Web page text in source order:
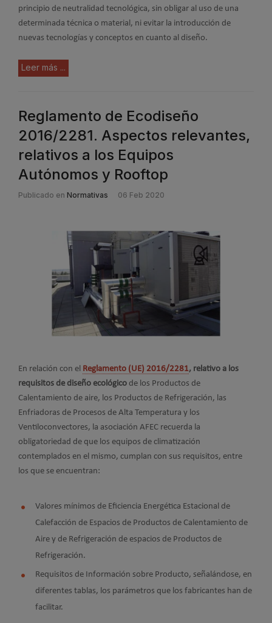
principio de neutralidad tecnológica, sin obligar al uso de una
determinada técnica o material, ni evitar la introducción de
nuevas tecnologías y conceptos en cuanto al diseño.
Leer más ...
Reglamento de Ecodiseño
2016/2281. Aspectos relevantes,
relativos a los Equipos
Autónomos y Rooftop
Publicado en Normativas 06 Feb 2020
En relación con el Reglamento (UE) 2016/2281, relativo a los
requisitos de diseño ecológico de los Productos de
Calentamiento de aire, los Productos de Refrigeración, las
Enfriadoras de Procesos de Alta Temperatura y los
Ventiloconvectores, la asociación AFEC recuerda la
obligatoriedad de que los equipos de climatización
contemplados en el mismo, cumplan con sus requisitos, entre
los que se encuentran:
Valores mínimos de Eficiencia Energética Estacional de
Calefacción de Espacios de Productos de Calentamiento de
Aire y de Refrigeración de espacios de Productos de
Refrigeración.
Requisitos de Información sobre Producto, señalándose, en
diferentes tablas, los parámetros que los fabricantes han de
facilitar.